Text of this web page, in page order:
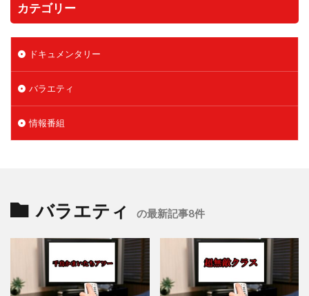
カテゴリー
ドキュメンタリー
バラエティ
情報番組
バラエティ の最新記事8件